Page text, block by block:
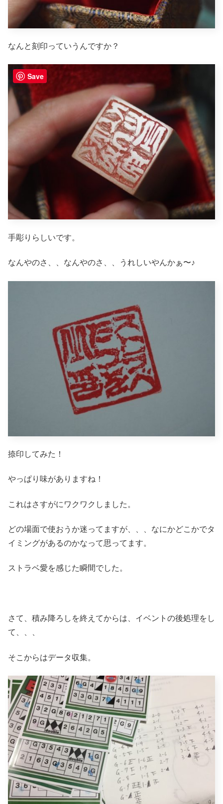
なんと刻印っていうんですか？
手彫りらしいです。
なんやのさ、、なんやのさ、、うれしいやんかぁ〜♪
捺印してみた！
やっぱり味がありますね！
これはさすがにワクワクしました。
どの場面で使おうか迷ってますが、、、なにかどこかでタ
イミングがあるのかなって思ってます。
ストラベ愛を感じた瞬間でした。
さて、積み降ろしを終えてからは、イベントの後処理をし
て、、、
そこからはデータ収集。
Save